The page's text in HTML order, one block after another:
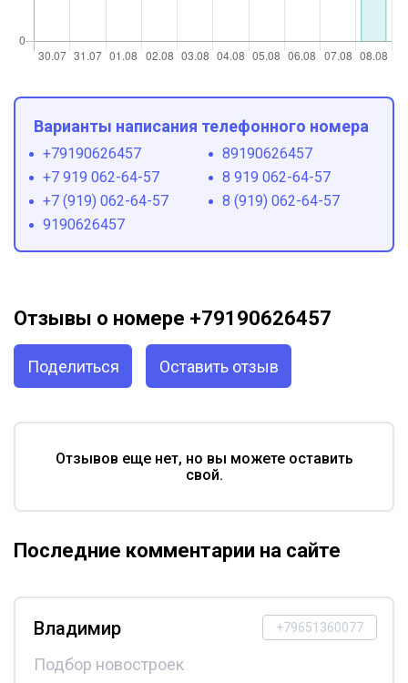
Варианты написания телефонного номера
+79190626457
89190626457
+7 919 062-64-57
8 919 062-64-57
+7 (919) 062-64-57
8 (919) 062-64-57
9190626457
Отзывы о номере +79190626457
Поделиться Оставить отзыв
Отзывов еще нет, но вы можете оставить
свой.
Последние комментарии на сайте
+79651360077
Владимир
Подбор новостроек